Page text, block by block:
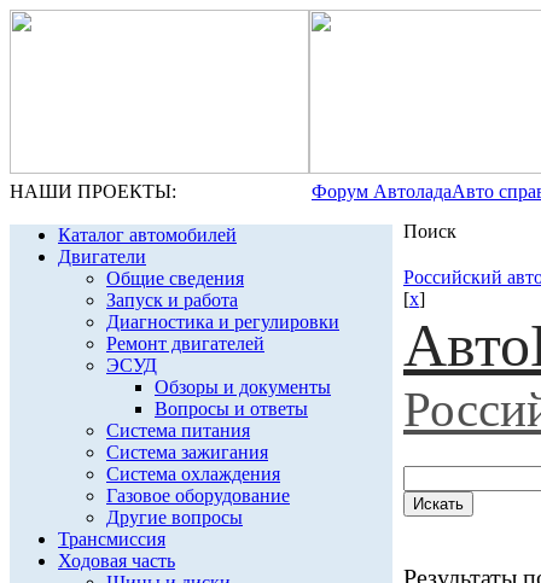
НАШИ ПРОЕКТЫ: Форум АвтоладаАвто
Каталог автомобилей
Двигатели
Общие сведения
Запуск и работа
Диагностика и регулировки
Ремонт двигателей
ЭСУД
Обзоры и документы
Вопросы и ответы
Система питания
Система зажигания
Система охлаждения
Газовое оборудование
Другие вопросы
Трансмиссия
Ходовая часть
Поиск
Российский
[x]
Результаты